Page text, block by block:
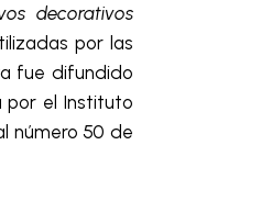
decorativos
por las
fue difundido
por el Instituto
número 50 de